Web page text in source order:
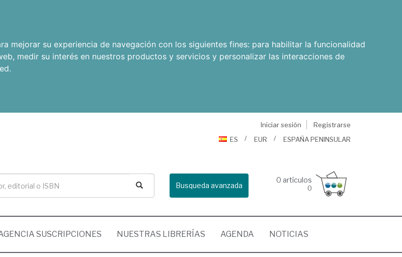
mejorar su experiencia de navegación con los siguientes fines: para habilitar la funcionalidad
, medir su interés en nuestros productos y servicios y personalizar las interacciones de
.
Iniciar sesión
Registrarse
ES
EUR ESPAÑA PENINSULAR
Busqueda avanzada
0 artículos
0
SUSCRIPCIONES NUESTRAS LIBRERÍAS AGENDA NOTICIAS